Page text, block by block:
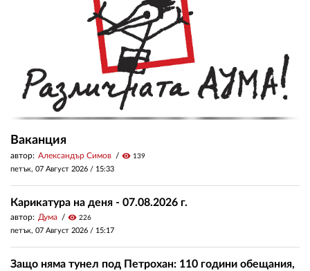
Ваканция
автор: Александър Симов visibility 139
петък, 07 Август 2026 / 15:33
Карикатура на деня - 07.08.2026 г.
автор: Дума visibility 226
петък, 07 Август 2026 / 15:17
Защо няма тунел под Петрохан: 110 години обещания,